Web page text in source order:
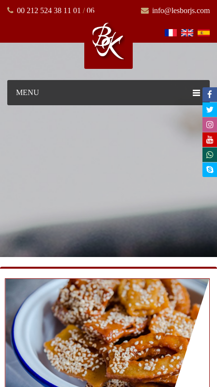
00 212 524 38 11 01 /06 info@lesborjs.com
MENU